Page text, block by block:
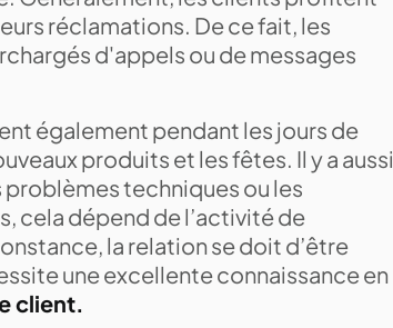
réclamations. De ce fait, les
d'appels ou de messages
également pendant les jours de
produits et les fêtes. Il y a aussi
techniques ou les
cela dépend de l’activité de
la relation se doit d’être
une excellente connaissance en
client.